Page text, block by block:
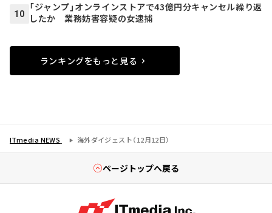
10
「ジャンプ」オンラインストアで43億円分キャンセル繰り返
したか 業務妨害容疑の女逮捕
ランキングをもっと見る
ITmedia NEWS 海外ダイジェスト（12月12日）
ページトップへ戻る